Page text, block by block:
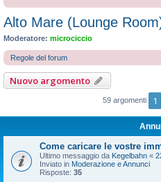
Alto Mare (Lounge
Moderatore: microciccio
Regole del forum
Nuovo argomento
59 argomenti 1
Come caricare le vostre
Ultimo messaggio da Kegelbahn «
Inviato in Moderazione e Annunci
Risposte: 35